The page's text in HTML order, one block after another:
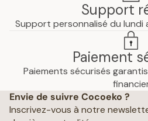
Support
Support personnalisé du lundi
Paiement
Paiements sécurisés
Envie de suivre Cocoeko ?
Inscrivez-vous à notre
Mentions légales
Conditions générales de vente